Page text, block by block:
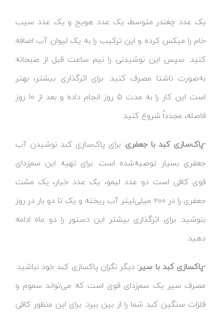
یک عدد چغندر متوسط، یک عدد هویج و یک عدد سیب
خام را میکس کرده و این ترکیب را به یک لیوان آب اضافه
کنید. سپس این نوشیدنی را نیم ساعت قبل از صبحانه
به‌صورت ناشتا مصرف کنید. برای اثرگذاری بیشتر، بهتر
است این کار را به مدت ۵ روز انجام داده و بعد از ۱۰ روز
فاصله، مجدداً شروع کنید.
-پاک‌سازی کبد با جعفری: برای پاک‌سازی کبد نوشیدن آب
جعفری بسیار توصیه‌شده است. برای تهیه این سم‌زدای
قوی کافی است دو عدد لیمو، یک عدد خیار، یک‌ مشت
جعفری را در ۲۰۰ میلی‌لیتر آب ریخته و یک تا دو بار در روز
بنوشید. برای اثرگذاری بیشتر این دستور را دو ماه ادامه
دهید.
-پاکسازی کبد با سیر: دیگر نگران پاکسازی کبد خود نباشید.
مصرف سیر یک سم‌زدای قوی است که می‌تواند سموم و
فلزات سنگین کبد شما را از بین ببرد. برای این منظور کافی